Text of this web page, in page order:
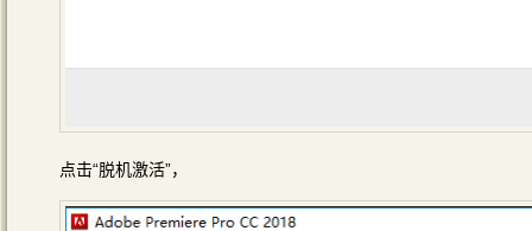
点击“脱机激活”，